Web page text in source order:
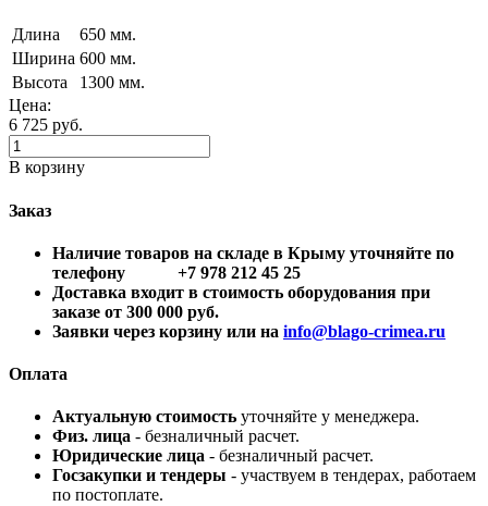
Длина
650 мм.
Ширина 600 мм.
Высота
1300 мм.
Цена:
6 725 руб.
В корзину
Заказ
Наличие товаров на складе в Крыму уточняйте по
телефону +7 978 212 45 25
Доставка входит в стоимость оборудования при
заказе от 300 000 руб.
Заявки через корзину или на info@blago-crimea.ru
Оплата
Актуальную стоимость уточняйте у менеджера.
Физ. лица - безналичный расчет.
Юридические лица - безналичный расчет.
Госзакупки и тендеры - участвуем в тендерах, работаем
по постоплате.